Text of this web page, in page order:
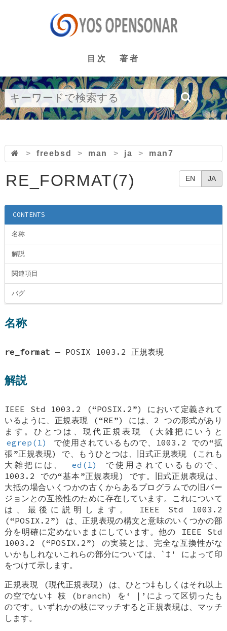
目次 著者
> freebsd > man > ja > man7
EN JA
RE_FORMAT(7)
CONTENTS
名称
解説
関連項目
バグ
名称
re_format — POSIX 1003.2 正規表現
解説
IEEE Std 1003.2 (“POSIX.2”) において定義されて
いるように、正規表現 (“RE”) には、2 つの形式があり
ます。ひとつは、現代正規表現 (大雑把にいうと
egrep(1)
で使用されているもので、1003.2 での“拡
張”正規表現) で、もうひとつは、旧式正規表現 (これも
大雑把には、
ed(1)
で使用されているもので、
1003.2 での“基本”正規表現) です。旧式正規表現は、
大抵の場合いくつかの古くからあるプログラムでの旧バー
ジョンとの互換性のために存在しています。これについて
は、最後に説明します。 IEEE Std 1003.2
(“POSIX.2”) は、正規表現の構文と意味のいくつかの部
分を明確に定めないままにしています。他の IEEE Std
1003.2 (“POSIX.2”) の実装とは、完全な互換性がな
いかもしれないこれらの部分については、`‡' によって印
をつけて示します。
正規表現 (現代正規表現) は、ひとつ‡もしくはそれ以上
の空でない‡ 枝 (branch) を‘ | ’によって区切ったも
のです。いずれかの枝にマッチすると正規表現は、マッチ
します。